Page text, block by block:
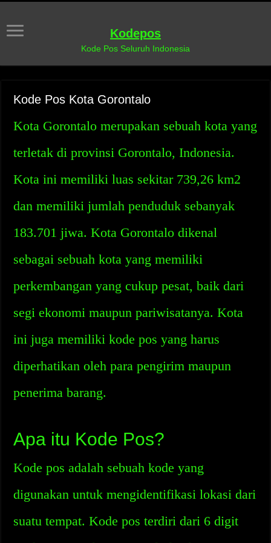
Kodepos
Kode Pos Seluruh Indonesia
Kode Pos Kota Gorontalo
Kota Gorontalo merupakan sebuah kota yang
terletak di provinsi Gorontalo, Indonesia.
Kota ini memiliki luas sekitar 739,26 km2
dan memiliki jumlah penduduk sebanyak
183.701 jiwa. Kota Gorontalo dikenal
sebagai sebuah kota yang memiliki
perkembangan yang cukup pesat, baik dari
segi ekonomi maupun pariwisatanya. Kota
ini juga memiliki kode pos yang harus
diperhatikan oleh para pengirim maupun
penerima barang.
Apa itu Kode Pos?
Kode pos adalah sebuah kode yang
digunakan untuk mengidentifikasi lokasi dari
suatu tempat. Kode pos terdiri dari 6 digit